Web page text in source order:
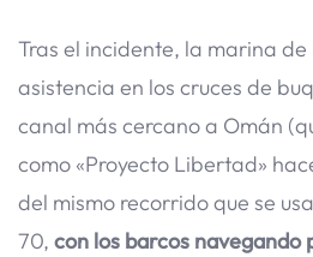
Tras el incidente, la marina de
asistencia en los cruces de
canal más cercano a Omán
como «Proyecto Libertad»
del mismo recorrido que se
70, con los barcos navegando